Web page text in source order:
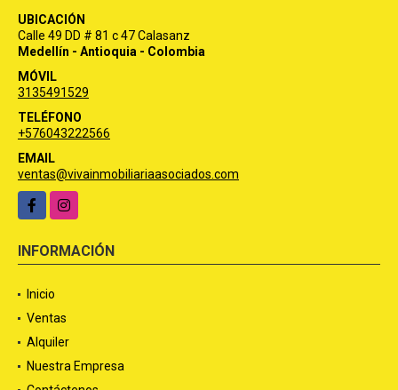
UBICACIÓN
Calle 49 DD # 81 c 47 Calasanz
Medellín - Antioquia - Colombia
MÓVIL
3135491529
TELÉFONO
+576043222566
EMAIL
ventas@vivainmobiliariaasociados.com
FacebookInstagram
INFORMACIÓN
Inicio
Ventas
Alquiler
Nuestra Empresa